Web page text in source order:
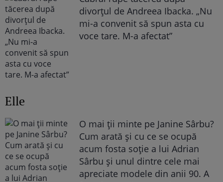
divorțul de Andreea Ibacka. „Nu
mi-a convenit să spun asta cu
voce tare. M-a afectat”
Elle
O mai ții minte pe Janine Sârbu?
Cum arată și cu ce se ocupă
acum fosta soție a lui Adrian
Sârbu și unul dintre cele mai
apreciate modele din anii 90. A